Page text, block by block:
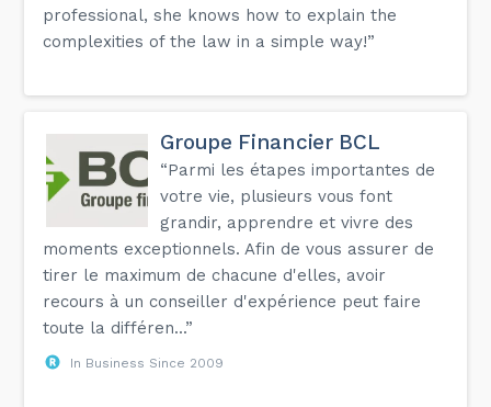
professional, she knows how to explain the
complexities of the law in a simple way!”
Groupe Financier BCL
“Parmi les étapes importantes de
votre vie, plusieurs vous font
grandir, apprendre et vivre des
moments exceptionnels. Afin de vous assurer de
tirer le maximum de chacune d'elles, avoir
recours à un conseiller d'expérience peut faire
toute la différen...”
In Business Since 2009